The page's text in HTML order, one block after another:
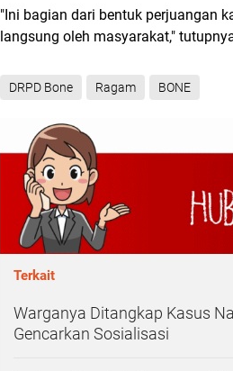
"Ini bagian dari bentuk perjuangan
langsung oleh masyarakat,"
DRPD Bone Ragam BONE
Terkait
Warganya Ditangkap Kasus
Gencarkan Sosialisasi